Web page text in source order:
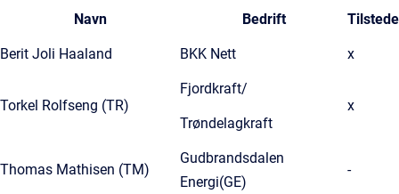
Navn Bedrift Tilstede
Berit Joli Haaland BKK Nett x
Torkel Rolfseng (TR)
Fjordkraft/
Trøndelagkraft
x
Thomas Mathisen (TM)
Gudbrandsdalen
Energi(GE)
-